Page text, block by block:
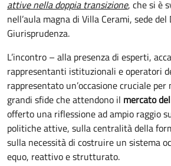
attive nella doppia transizione, che si è
nell’aula magna di Villa Cerami, sede
Giurisprudenza.
L’incontro – alla presenza di esperti,
rappresentanti istituzionali e operatori
rappresentato un’occasione cruciale
grandi sfide che attendono il mercato
offerto una riflessione ad ampio raggio
politiche attive, sulla centralità della
sulla necessità di costruire un sistema
equo, reattivo e strutturato.